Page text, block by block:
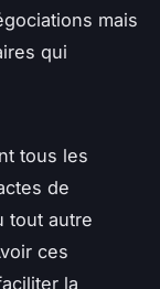
mais
qui
tous les
de
tout autre
ces
la